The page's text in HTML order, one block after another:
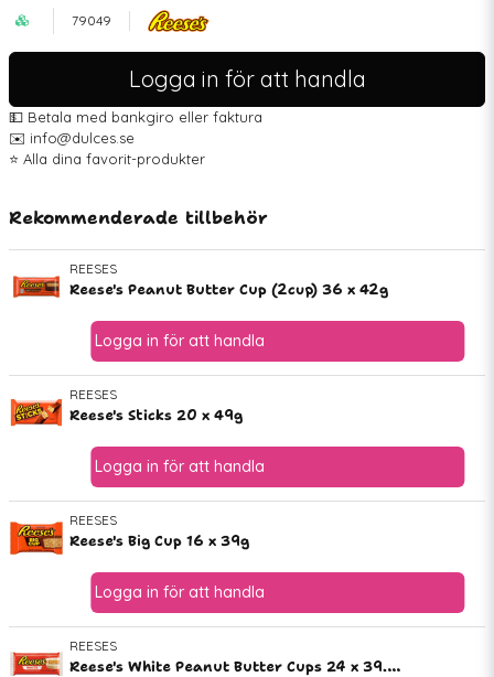
79049
Logga in för att handla
💵 Betala med bankgiro eller faktura
✉️ info@dulces.se
⭐️ Alla dina favorit-produkter
Rekommenderade tillbehör
REESES
Reese's Peanut Butter Cup (2cup) 36 x 42g
REESES
Reese's Sticks 20 x 49g
REESES
Reese's Big Cup 16 x 39g
REESES
Reese's White Peanut Butter Cups 24 x 39.5g